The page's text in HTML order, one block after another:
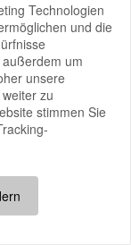
Technologien
und die
um
unsere
zu
stimmen Sie